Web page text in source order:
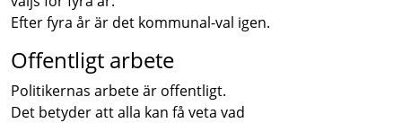
Efter fyra år är det kommunal-val igen.
Offentligt arbete
Politikernas arbete är offentligt.
Det betyder att alla kan få veta vad